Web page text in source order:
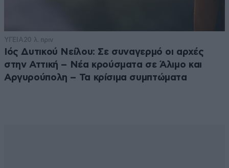
ΥΓΕΙΑ20 λ. πριν
Ιός Δυτικού Νείλου: Σε συναγερμό οι αρχές
στην Αττική – Νέα κρούσματα σε Άλιμο και
Αργυρούπολη – Τα κρίσιμα συμπτώματα